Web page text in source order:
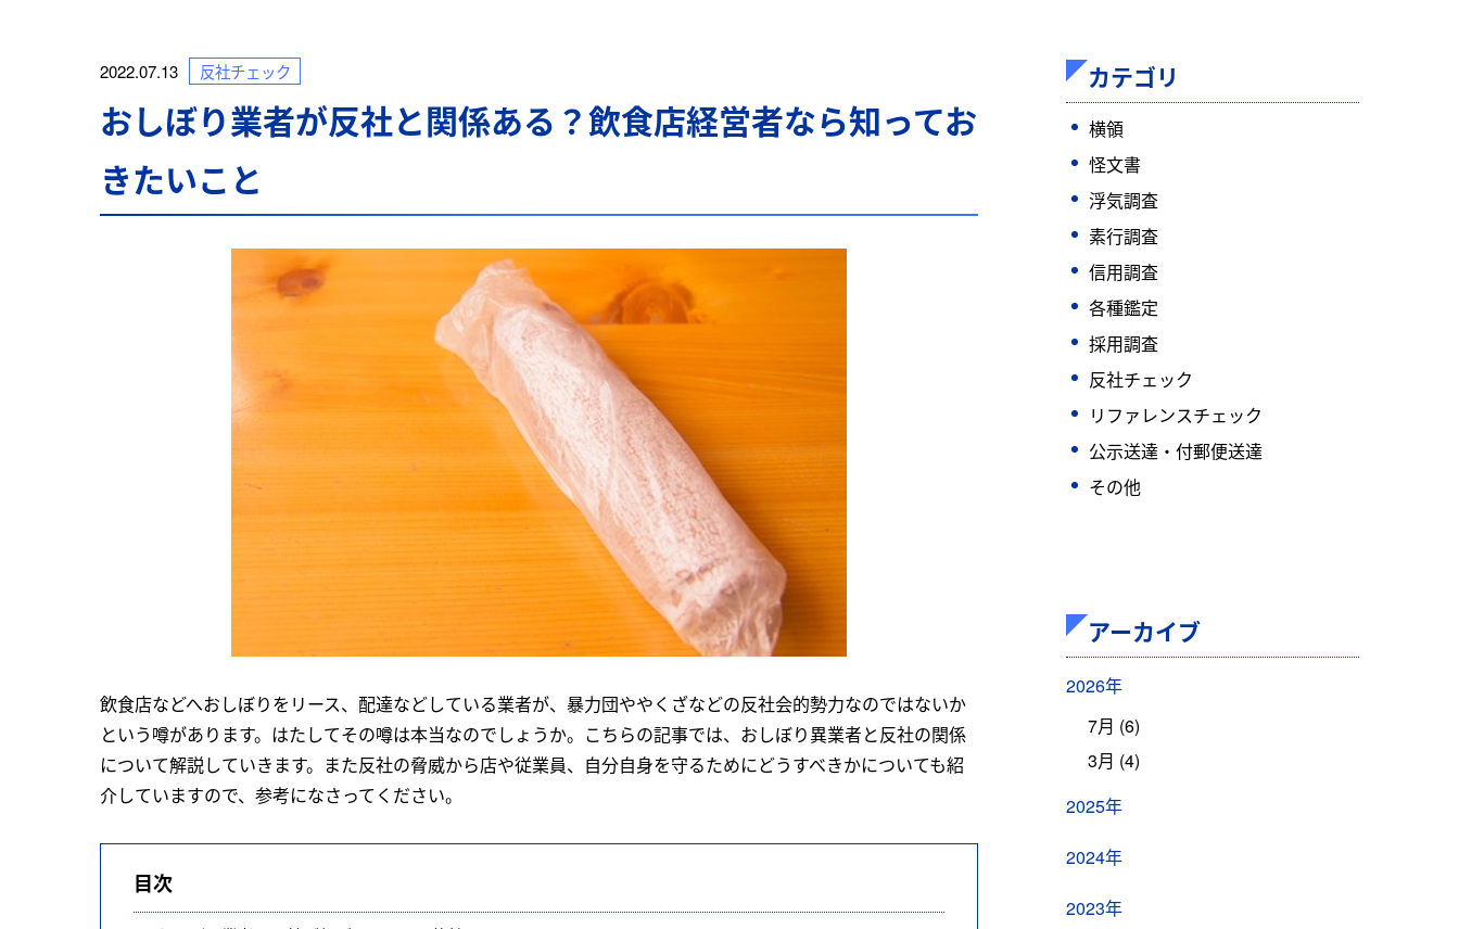
2022.07.13 反社チェック
おしぼり業者が反社と関係ある？飲食店経営者なら知ってお
きたいこと
飲食店などへおしぼりをリース、配達などしている業者が、暴力団ややくざなどの反社会的勢力なのではないか
という噂があります。はたしてその噂は本当なのでしょうか。こちらの記事では、おしぼり異業者と反社の関係
について解説していきます。また反社の脅威から店や従業員、自分自身を守るためにどうすべきかについても紹
介していますので、参考になさってください。
目次
カテゴリ
横領
怪文書
浮気調査
素行調査
信用調査
各種鑑定
採用調査
反社チェック
リファレンスチェック
公示送達・付郵便送達
その他
アーカイブ
2026年
7月 (6)
3月 (4)
2025年
2024年
2023年